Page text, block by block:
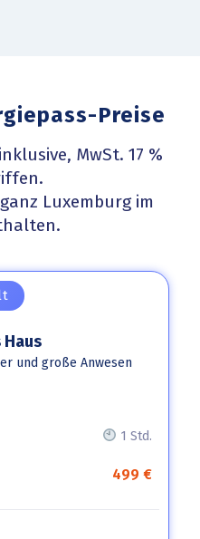
Preise
MwSt. 17 %
Luxemburg im
und große Anwesen
1 Std.
499 €